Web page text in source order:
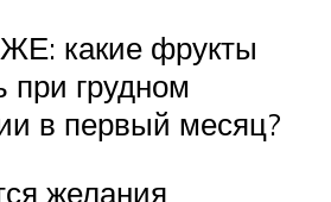
какие фрукты
при грудном
в первый месяц?
желания